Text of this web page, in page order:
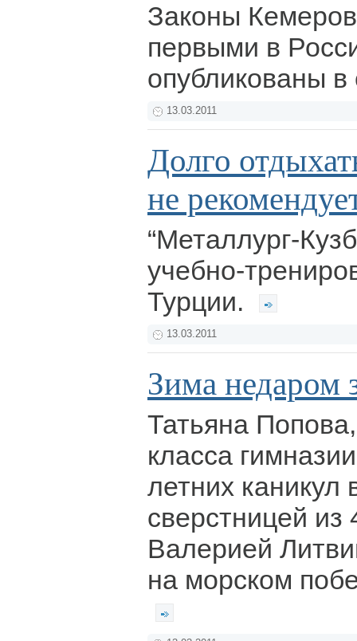
Законы
первыми в
опубликованы
13.03.2011
Долго
не
“Металлург-
учебно-
Турции.
13.03.2011
Зима недаром
Татьяна
класса
летних каникул
сверстницей из
Валерией
на морском